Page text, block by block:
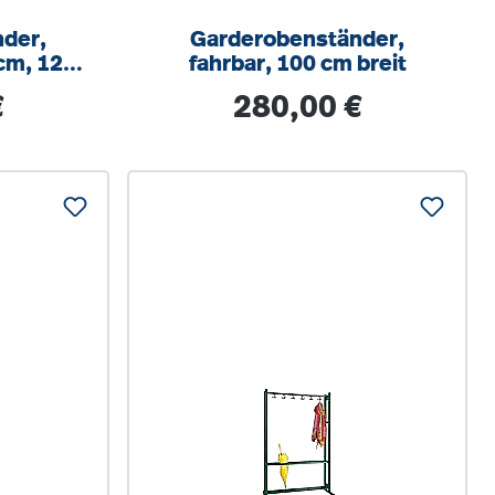
120
Garderobenständer,
fahrbar, 100 cm breit
Regulärer Preis:
280,00 €